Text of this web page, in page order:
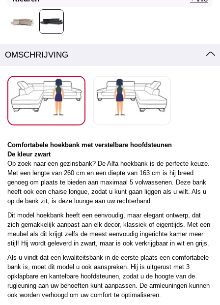
OMSCHRIJVING
Comfortabele hoekbank met verstelbare hoofdsteunen
De kleur zwart
Op zoek naar een gezinsbank? De Alfa hoekbank is de perfecte keuze.
Met een lengte van 260 cm en een diepte van 163 cm is hij breed
genoeg om plaats te bieden aan maximaal 5 volwassenen. Deze bank
heeft ook een chaise longue, zodat u kunt gaan liggen als u wilt. Als u
op de bank zit, is deze lounge aan uw rechterhand.
Dit model hoekbank heeft een eenvoudig, maar elegant ontwerp, dat
zich gemakkelijk aanpast aan elk decor, klassiek of eigentijds. Met een
meubel als dit krijgt zelfs de meest eenvoudig ingerichte kamer meer
stijl! Hij wordt geleverd in zwart, maar is ook verkrijgbaar in wit en grijs.
Als u vindt dat een kwaliteitsbank in de eerste plaats een comfortabele
bank is, moet dit model u ook aanspreken. Hij is uitgerust met 3
opklapbare en kantelbare hoofdsteunen, zodat u de hoogte van de
rugleuning aan uw behoeften kunt aanpassen. De armleuningen kunnen
ook worden verhoogd om uw comfort te optimaliseren.